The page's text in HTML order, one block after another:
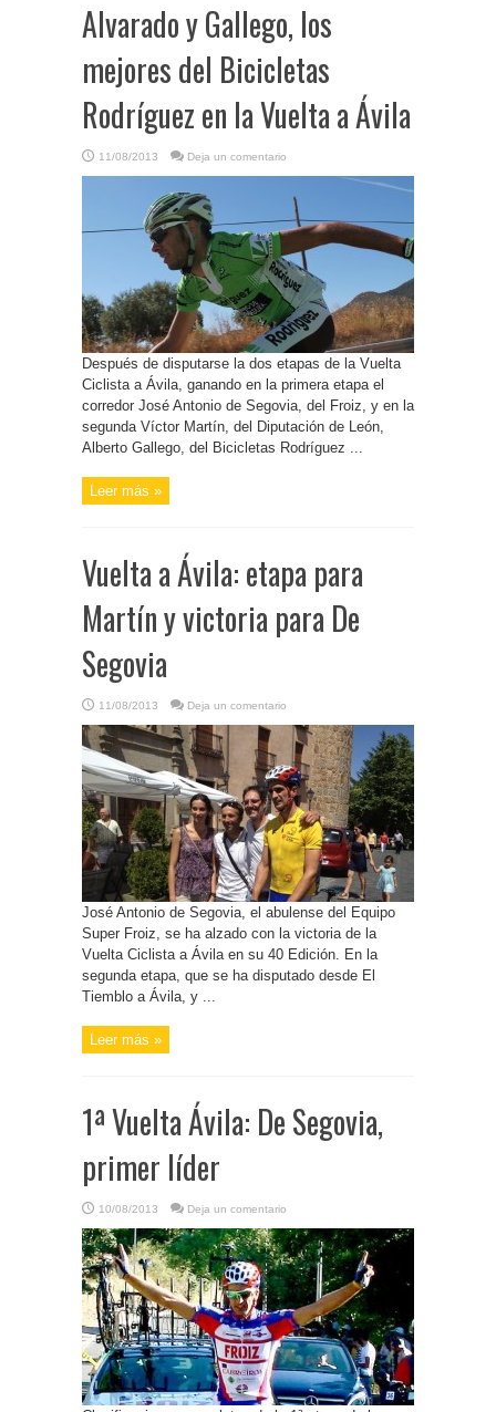
Alvarado y Gallego, los
mejores del Bicicletas
Rodríguez en la Vuelta a Ávila
11/08/2013 Deja un comentario
Después de disputarse la dos etapas de la Vuelta
Ciclista a Ávila, ganando en la primera etapa el
corredor José Antonio de Segovia, del Froiz, y en la
segunda Víctor Martín, del Diputación de León,
Alberto Gallego, del Bicicletas Rodríguez ...
Leer más »
Vuelta a Ávila: etapa para
Martín y victoria para De
Segovia
11/08/2013 Deja un comentario
José Antonio de Segovia, el abulense del Equipo
Super Froiz, se ha alzado con la victoria de la
Vuelta Ciclista a Ávila en su 40 Edición. En la
segunda etapa, que se ha disputado desde El
Tiemblo a Ávila, y ...
Leer más »
1ª Vuelta Ávila: De Segovia,
primer líder
10/08/2013 Deja un comentario